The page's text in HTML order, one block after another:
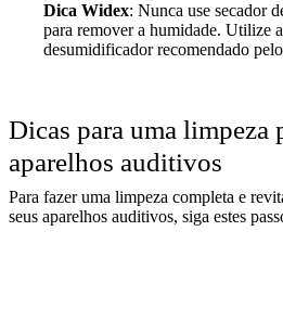
Dica Widex: Nunca use secador
para remover a humidade. Utilize
desumidificador recomendado
Dicas para uma limpeza
aparelhos auditivos
Para fazer uma limpeza completa e
seus aparelhos auditivos, siga estes